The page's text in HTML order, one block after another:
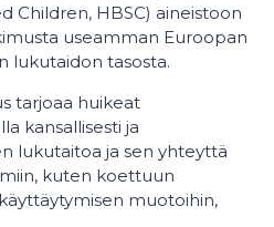
Children, HBSC) aineistoon
useamman Euroopan
lukutaidon tasosta.
tarjoaa huikeat
kansallisesti ja
lukutaitoa ja sen yhteyttä
kuten koettuun
muotoihin,